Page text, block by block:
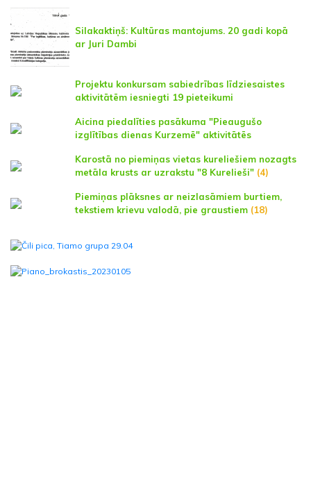
Silakaktiņš: Kultūras mantojums. 20 gadi kopā
ar Juri Dambi
Projektu konkursam sabiedrības līdziesaistes
aktivitātēm iesniegti 19 pieteikumi
Aicina piedalīties pasākuma "Pieaugušo
izglītības dienas Kurzemē" aktivitātēs
Karostā no piemiņas vietas kureliešiem nozagts
metāla krusts ar uzrakstu "8 Kurelieši" (4)
Piemiņas plāksnes ar neizlasāmiem burtiem,
tekstiem krievu valodā, pie graustiem (18)